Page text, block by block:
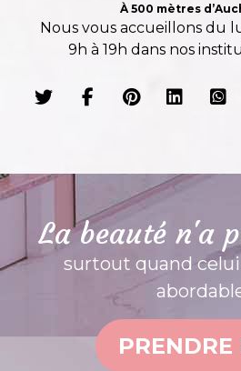
À 500 mètres
Nous vous accueillons du
9h à 19h dans nos
La beauté n'a
surtout quand
PRENDRE